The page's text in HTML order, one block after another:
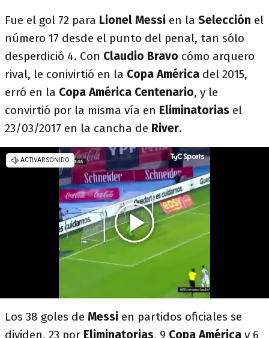
Fue el gol 72 para Lionel Messi en la Selección el
número 17 desde el punto del penal, tan sólo
desperdició 4. Con Claudio Bravo cómo arquero
rival, le conivirtió en la Copa América del 2015,
erró en la Copa América Centenario, y le
convirtió por la misma vía en Eliminatorias el
23/03/2017 en la cancha de River.
Los 38 goles de Messi en partidos oficiales se
dividen, 23 por Eliminatorias, 9 Copa América y 6